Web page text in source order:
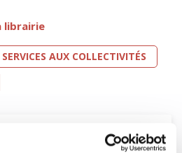
librairie
SERVICES AUX COLLECTIVITÉS